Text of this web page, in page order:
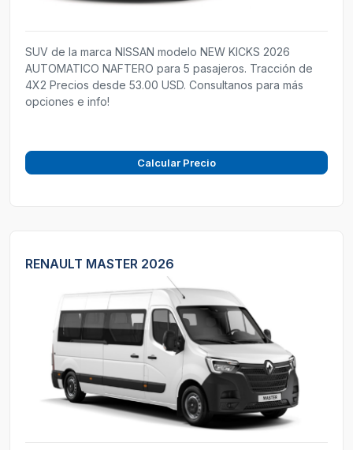
SUV de la marca NISSAN modelo NEW KICKS 2026
AUTOMATICO NAFTERO para 5 pasajeros. Tracción de
4X2 Precios desde 53.00 USD. Consultanos para más
opciones e info!
Calcular Precio
RENAULT MASTER 2026